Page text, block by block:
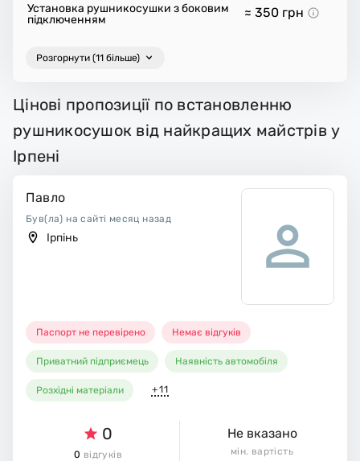
Установка рушникосушки з боковим
підключенням
≈ 350 грн
Розгорнути (11 більше)
Цінові пропозиції по встановленню
рушникосушок від найкращих майстрів у
Ірпені
Павло
Був(ла) на сайті месяц назад
Ірпінь
Паспорт не перевірено Немає відгуків
Приватний підприємець Наявність автомобіля
Розхідні матеріали +11
0
0 відгуків
Не вказано
мін. вартість